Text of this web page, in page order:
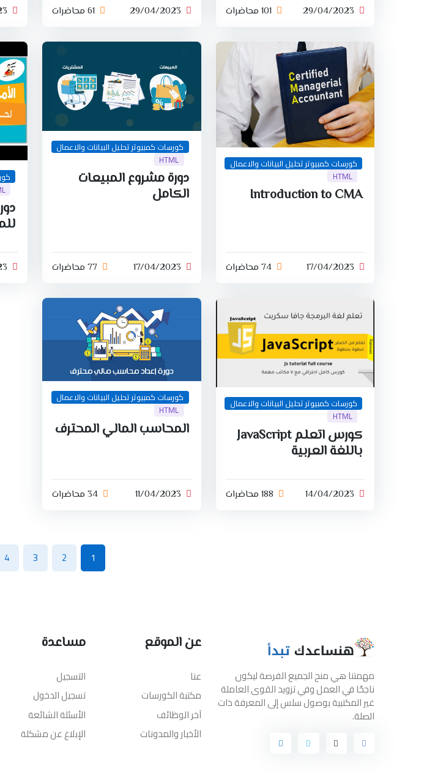
29/04/2023 101 محاضرات 29/04/2023 61 محاضرات
كورسات كمبيوتر تحليل البيانات والاعمال
HTML
Introduction to CMA
17/04/2023 74 محاضرات
كورسات كمبيوتر تحليل البيانات والاعمال
HTML
دورة مشروع المبيعات
الكامل
17/04/2023 77 محاضرات
كورسات كمبيوتر تحليل البيانات والاعمال
HTML
كورس اتعلم JavaScript
باللغة العربية
14/04/2023 188 محاضرات
كورسات كمبيوتر تحليل البيانات والاعمال
HTML
المحاسب المالي المحترف
11/04/2023 34 محاضرات
1
2
3
4
مهمتنا هي منح الجميع الفرصة ليكون
ناجحًا في العمل وفي تزويد القوى العاملة
غير المكتبية بوصول سلس إلى المعرفة ذات
الصلة.
عن الموقع
عنا
مكتبة الكورسات
آخر الوظائف
الأخبار والمدونات
مساعدة
التسجيل
تسجيل الدخول
الأسئلة الشائعة
الإبلاغ عن مشكلة